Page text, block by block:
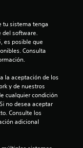
tu sistema tenga
del software.
es posible que
Consulta
la aceptación de los
y de nuestros
cualquier condición
no desea aceptar
Consulte los
adicional